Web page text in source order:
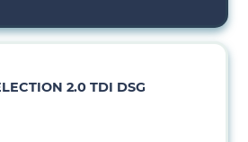
2.0 TDI DSG